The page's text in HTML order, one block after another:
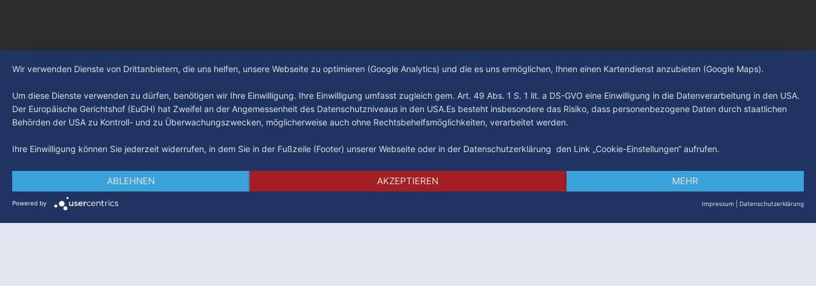
ImpressumDatenschutzAGB
Wir verwenden Dienste von Drittanbietern, die uns helfen, unsere Webseite zu optimieren (Google Analytics) und die es uns ermöglichen, Ihnen einen Kartendienst anzubieten (Google Maps).
Um diese Dienste verwenden zu dürfen, benötigen wir Ihre Einwilligung. Ihre Einwilligung umfasst zugleich gem. Art. 49 Abs. 1 S. 1 lit. a DS-GVO eine Einwilligung in die Datenverarbeitung in den USA.
Der Europäische Gerichtshof (EuGH) hat Zweifel an der Angemessenheit des Datenschutzniveaus in den USA.Es besteht insbesondere das Risiko, dass personenbezogene Daten durch staatlichen
Behörden der USA zu Kontroll- und zu Überwachungszwecken, möglicherweise auch ohne Rechtsbehelfsmöglichkeiten, verarbeitet werden.
Ihre Einwilligung können Sie jederzeit widerrufen, in dem Sie in der Fußzeile (Footer) unserer Webseite oder in der Datenschutzerklärung den Link „Cookie-Einstellungen“ aufrufen.
ABLEHNEN AKZEPTIEREN MEHR
Powered by Impressum Datenschutzerklärung